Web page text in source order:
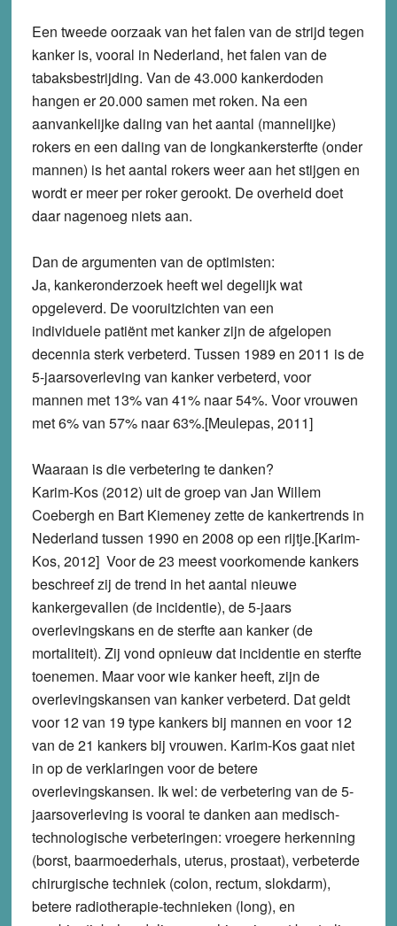
Een tweede oorzaak van het falen van de strijd tegen
kanker is, vooral in Nederland, het falen van de
tabaksbestrijding. Van de 43.000 kankerdoden
hangen er 20.000 samen met roken. Na een
aanvankelijke daling van het aantal (mannelijke)
rokers en een daling van de longkankersterfte (onder
mannen) is het aantal rokers weer aan het stijgen en
wordt er meer per roker gerookt. De overheid doet
daar nagenoeg niets aan.
Dan de argumenten van de optimisten:
Ja, kankeronderzoek heeft wel degelijk wat
opgeleverd. De vooruitzichten van een
individuele patiënt met kanker zijn de afgelopen
decennia sterk verbeterd. Tussen 1989 en 2011 is de
5-jaarsoverleving van kanker verbeterd, voor
mannen met 13% van 41% naar 54%. Voor vrouwen
met 6% van 57% naar 63%.[Meulepas, 2011]
Waaraan is die verbetering te danken?
Karim-Kos (2012) uit de groep van Jan Willem
Coebergh en Bart Kiemeney zette de kankertrends in
Nederland tussen 1990 en 2008 op een rijtje.[Karim-
Kos, 2012] Voor de 23 meest voorkomende kankers
beschreef zij de trend in het aantal nieuwe
kankergevallen (de incidentie), de 5-jaars
overlevingskans en de sterfte aan kanker (de
mortaliteit). Zij vond opnieuw dat incidentie en sterfte
toenemen. Maar voor wie kanker heeft, zijn de
overlevingskansen van kanker verbeterd. Dat geldt
voor 12 van 19 type kankers bij mannen en voor 12
van de 21 kankers bij vrouwen. Karim-Kos gaat niet
in op de verklaringen voor de betere
overlevingskansen. Ik wel: de verbetering van de 5-
jaarsoverleving is vooral te danken aan medisch-
technologische verbeteringen: vroegere herkenning
(borst, baarmoederhals, uterus, prostaat), verbeterde
chirurgische techniek (colon, rectum, slokdarm),
betere radiotherapie-technieken (long), en